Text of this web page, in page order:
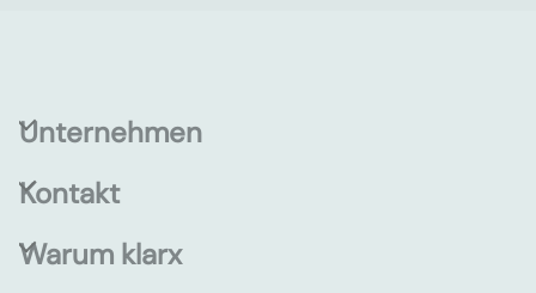
Unternehmen
Kontakt
Warum klarx